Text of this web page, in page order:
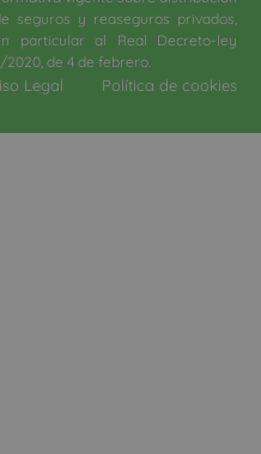
seguros y reaseguros privados,
particular al Real Decreto-ley
2020, de 4 de febrero.​
Legal Política de cookies